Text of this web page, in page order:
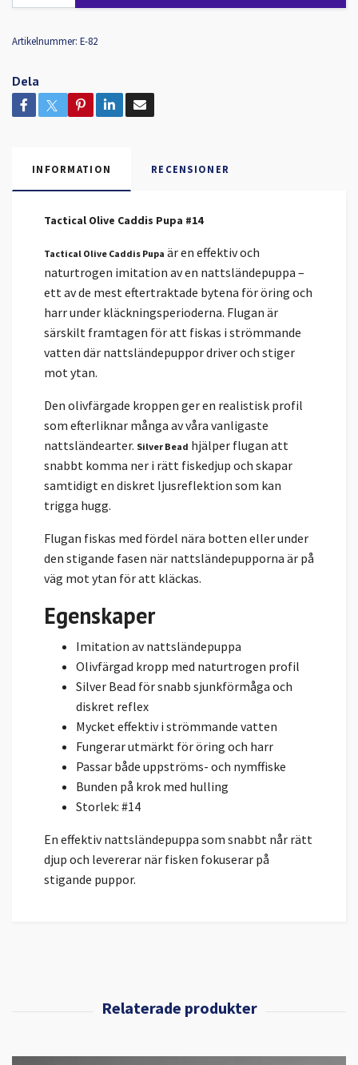
Artikelnummer: E-82
Dela
INFORMATION RECENSIONER
Tactical Olive Caddis Pupa #14
Tactical Olive Caddis Pupa är en effektiv och
naturtrogen imitation av en nattsländepuppa –
ett av de mest eftertraktade bytena för öring och
harr under kläckningsperioderna. Flugan är
särskilt framtagen för att fiskas i strömmande
vatten där nattsländepuppor driver och stiger
mot ytan.
Den olivfärgade kroppen ger en realistisk profil
som efterliknar många av våra vanligaste
nattsländearter. Silver Bead hjälper flugan att
snabbt komma ner i rätt fiskedjup och skapar
samtidigt en diskret ljusreflektion som kan
trigga hugg.
Flugan fiskas med fördel nära botten eller under
den stigande fasen när nattsländepupporna är på
väg mot ytan för att kläckas.
Egenskaper
Imitation av nattsländepuppa
Olivfärgad kropp med naturtrogen profil
Silver Bead för snabb sjunkförmåga och
diskret reflex
Mycket effektiv i strömmande vatten
Fungerar utmärkt för öring och harr
Passar både uppströms- och nymffiske
Bunden på krok med hulling
Storlek: #14
En effektiv nattsländepuppa som snabbt når rätt
djup och levererar när fisken fokuserar på
stigande puppor.